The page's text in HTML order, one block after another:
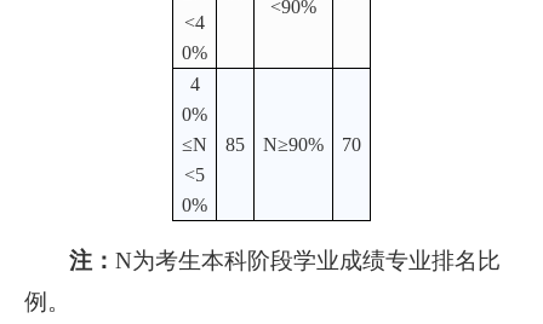
<4
0%
<90%
4
0%
≤N
<5
0%
85 N≥90% 70
注： N为考生本科阶段学业成绩专业排名比
例。